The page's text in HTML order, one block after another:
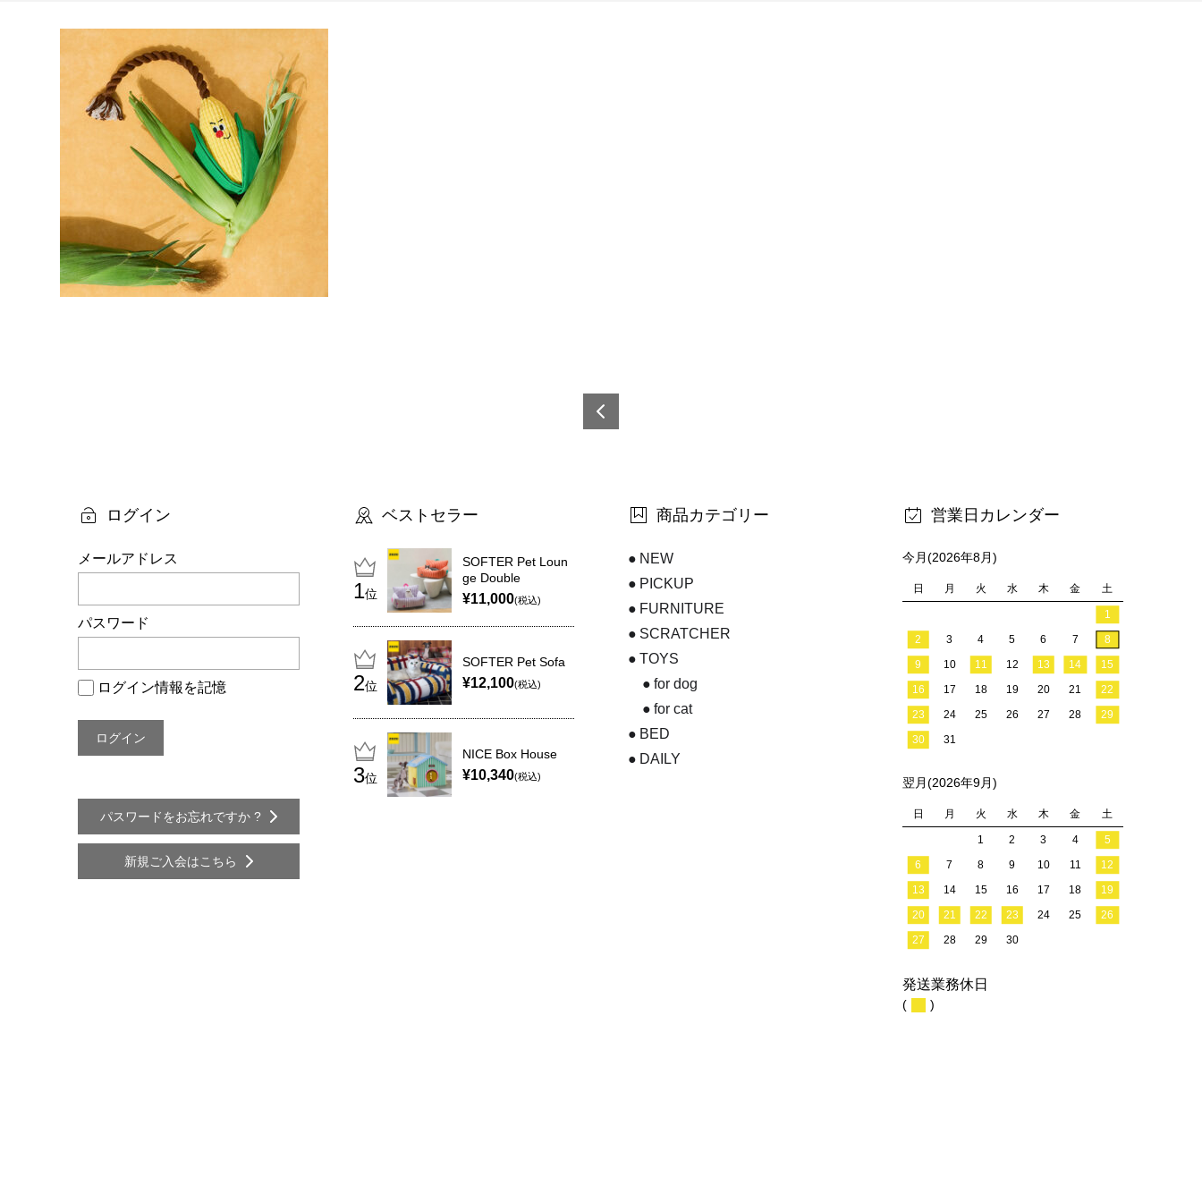
ー
シ
ョ
ン
ログイン
メールアドレス
パスワード
ログイン情報を記憶
パスワードをお忘れですか ?
新規ご入会はこちら
ベストセラー
位
SOFTER Pet Loun
ge Double
¥11,000(税込)
位
SOFTER Pet Sofa
¥12,100(税込)
位
NICE Box House
¥10,340(税込)
商品カテゴリー
NEW
PICKUP
FURNITURE
SCRATCHER
TOYS
for dog
for cat
BED
DAILY
営業日カレンダー
今月(2026年8月)
日 月 火 水 木 金 土
1
2
3 4 5 6 7
8
9
10 11 12 13 14
15
16
17 18 19 20 21
22
23
24 25 26 27 28
29
30
31
翌月(2026年9月)
日 月 火 水 木 金 土
1 2 3 4
5
6
7 8 9 10 11
12
13
14 15 16 17 18
19
20
21 22 23 24 25
26
27
28 29 30
発送業務休日
( )